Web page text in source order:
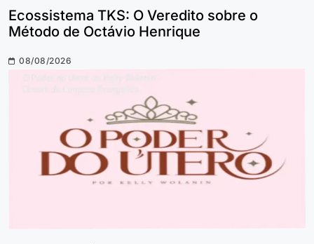
Ecossistema TKS: O Veredito sobre o
Método de Octávio Henrique
08/08/2026